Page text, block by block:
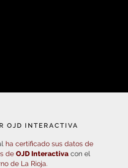
OJD INTERACTIVA
ha certificado sus datos de
deOJD Interactiva con el
de La Rioja.